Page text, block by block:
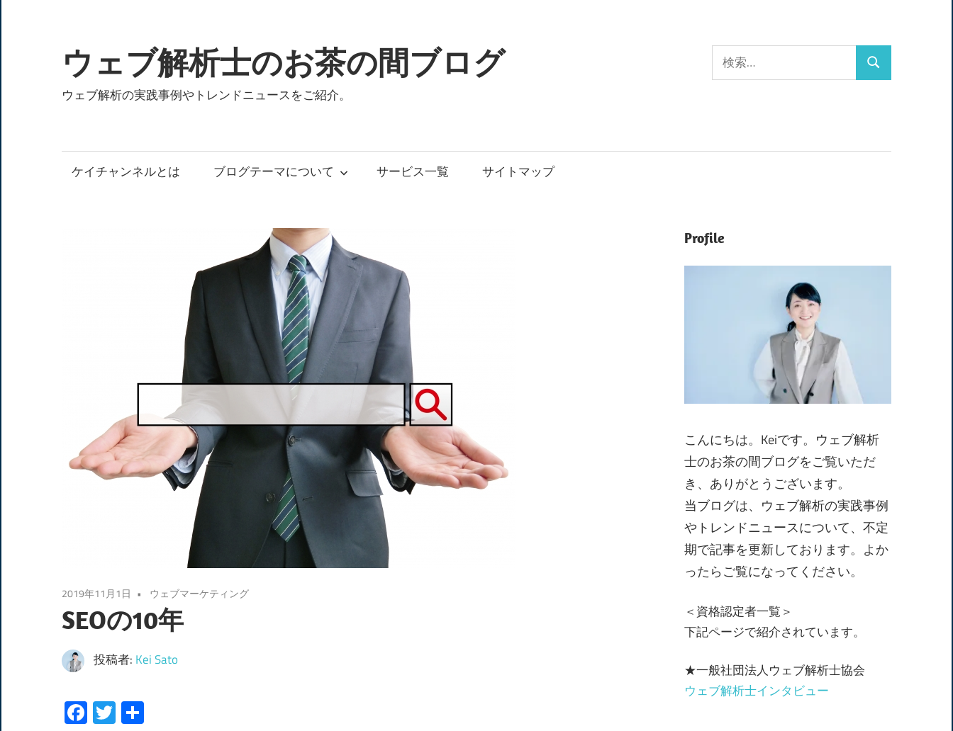
テ
ン
ツ
キ
ッ
ウェブ解析士のお茶の間ブログ
ウェブ解析の実践事例やトレンドニュースをご紹介。
索:
検
ケイチャンネルとは ブログテーマについて サービス一覧 サイトマップ
2019年11月1日 ウェブマーケティング
SEOの10年
投稿者: Kei Sato
Facebook
Twitter
Profile
こんにちは。Keiです。ウェブ解析
士のお茶の間ブログをご覧いただ
き、ありがとうございます。
当ブログは、ウェブ解析の実践事例
やトレンドニュースについて、不定
期で記事を更新しております。よか
ったらご覧になってください。
＜資格認定者一覧＞
下記ページで紹介されています。
★一般社団法人ウェブ解析士協会
ウェブ解析士インタビュー